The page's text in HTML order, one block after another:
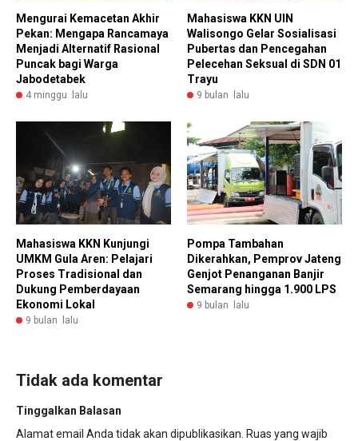
Mengurai Kemacetan Akhir
Pekan: Mengapa Rancamaya
Menjadi Alternatif Rasional
Puncak bagi Warga
Jabodetabek
4 minggu lalu
Mahasiswa KKN UIN
Walisongo Gelar Sosialisasi
Pubertas dan Pencegahan
Pelecehan Seksual di SDN 01
Trayu
9 bulan lalu
Mahasiswa KKN Kunjungi
UMKM Gula Aren: Pelajari
Proses Tradisional dan
Dukung Pemberdayaan
Ekonomi Lokal
9 bulan lalu
Pompa Tambahan
Dikerahkan, Pemprov Jateng
Genjot Penanganan Banjir
Semarang hingga 1.900 LPS
9 bulan lalu
Tidak ada komentar
Tinggalkan Balasan
Alamat email Anda tidak akan dipublikasikan. Ruas yang wajib